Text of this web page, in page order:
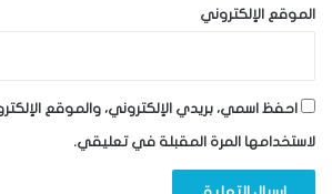
الموقع الإلكتروني
احفظ اسمي، بريدي الإلكتروني، والموقع
لاستخدامها المرة المقبلة في تعليقي.